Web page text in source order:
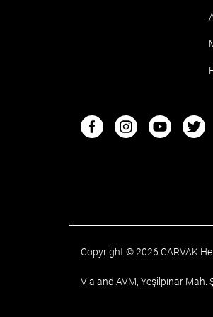
FacebookInstagramYoutube
Copyright © 2026 CARVAK
Vialand AVM, Yeşilpınar